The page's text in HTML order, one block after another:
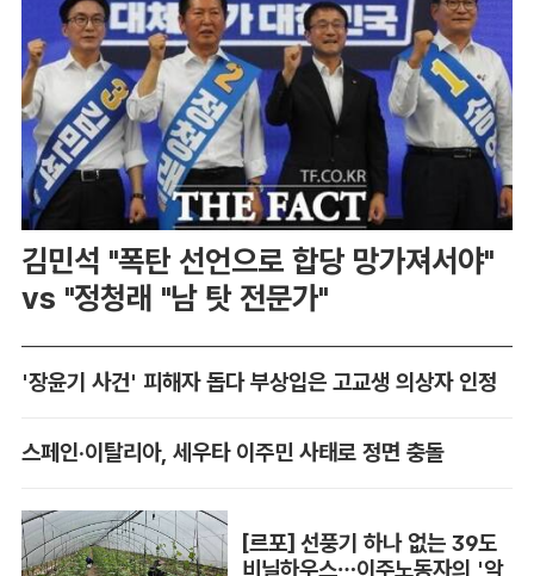
김민석 "폭탄 선언으로 합당 망가져서야"
vs "정청래 "남 탓 전문가"
'장윤기 사건' 피해자 돕다 부상입은 고교생 의상자 인정
스페인·이탈리아, 세우타 이주민 사태로 정면 충돌
[르포] 선풍기 하나 없는 39도
비닐하우스…이주노동자의 '악